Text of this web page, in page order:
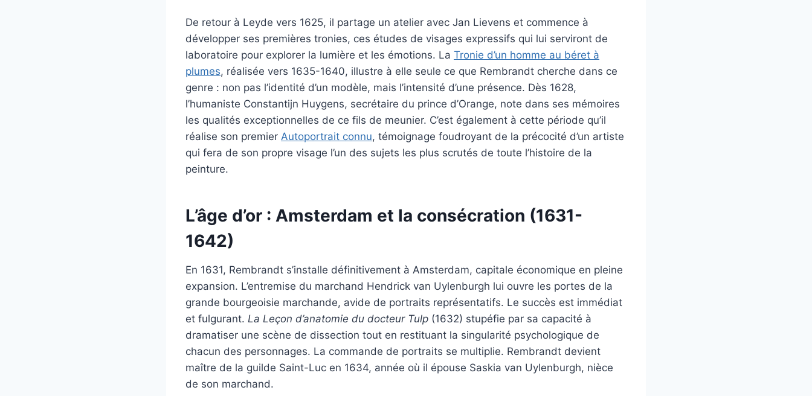
De retour à Leyde vers 1625, il partage un atelier avec Jan Lievens et commence à
développer ses premières tronies, ces études de visages expressifs qui lui serviront de
laboratoire pour explorer la lumière et les émotions. La Tronie d’un homme au béret à
plumes, réalisée vers 1635-1640, illustre à elle seule ce que Rembrandt cherche dans ce
genre : non pas l’identité d’un modèle, mais l’intensité d’une présence. Dès 1628,
l’humaniste Constantijn Huygens, secrétaire du prince d’Orange, note dans ses mémoires
les qualités exceptionnelles de ce fils de meunier. C’est également à cette période qu’il
réalise son premier Autoportrait connu, témoignage foudroyant de la précocité d’un artiste
qui fera de son propre visage l’un des sujets les plus scrutés de toute l’histoire de la
peinture.
L’âge d’or : Amsterdam et la consécration (1631-
1642)
En 1631, Rembrandt s’installe définitivement à Amsterdam, capitale économique en pleine
expansion. L’entremise du marchand Hendrick van Uylenburgh lui ouvre les portes de la
grande bourgeoisie marchande, avide de portraits représentatifs. Le succès est immédiat
et fulgurant. La Leçon d’anatomie du docteur Tulp (1632) stupéfie par sa capacité à
dramatiser une scène de dissection tout en restituant la singularité psychologique de
chacun des personnages. La commande de portraits se multiplie. Rembrandt devient
maître de la guilde Saint-Luc en 1634, année où il épouse Saskia van Uylenburgh, nièce
de son marchand.